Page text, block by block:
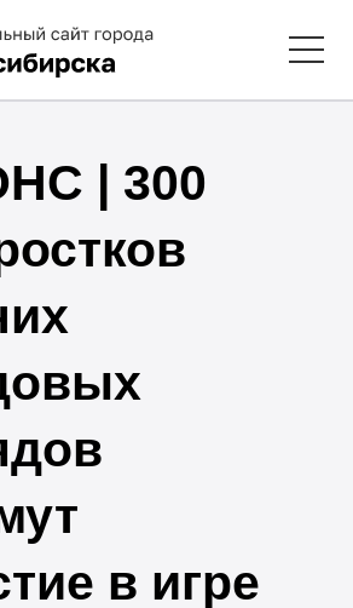
| 300
в игре